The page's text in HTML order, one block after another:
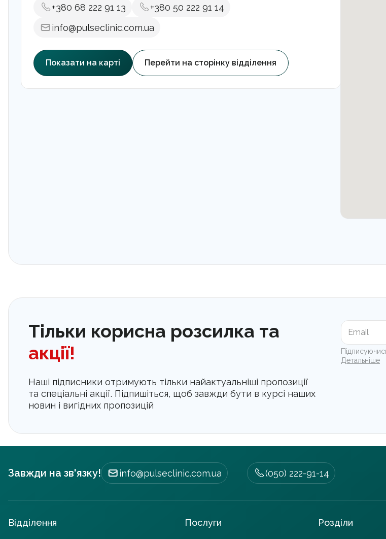
+380 68 222 91 13
+380 50 222 91 14
info@pulseclinic.com.ua
Показати на карті Перейти на сторінку відділення
Тільки корисна розсилка та
акції!
Наші підписники отримують тільки найактуальніші пропозиції
та спеціальні акції. Підпишіться, щоб завжди бути в курсі наших
новин і вигідних пропозицій
Детальніше
Завжди на зв'язку! info@pulseclinic.com.ua (050) 222-91-14
Відділення Послуги Розділи